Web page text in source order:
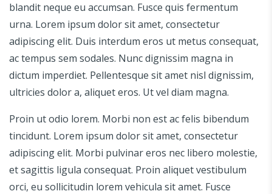
blandit neque eu accumsan. Fusce quis fermentum
urna. Lorem ipsum dolor sit amet, consectetur
adipiscing elit. Duis interdum eros ut metus consequat,
ac tempus sem sodales. Nunc dignissim magna in
dictum imperdiet. Pellentesque sit amet nisl dignissim,
ultricies dolor a, aliquet eros. Ut vel diam magna.
Proin ut odio lorem. Morbi non est ac felis bibendum
tincidunt. Lorem ipsum dolor sit amet, consectetur
adipiscing elit. Morbi pulvinar eros nec libero molestie,
et sagittis ligula consequat. Proin aliquet vestibulum
orci, eu sollicitudin lorem vehicula sit amet. Fusce